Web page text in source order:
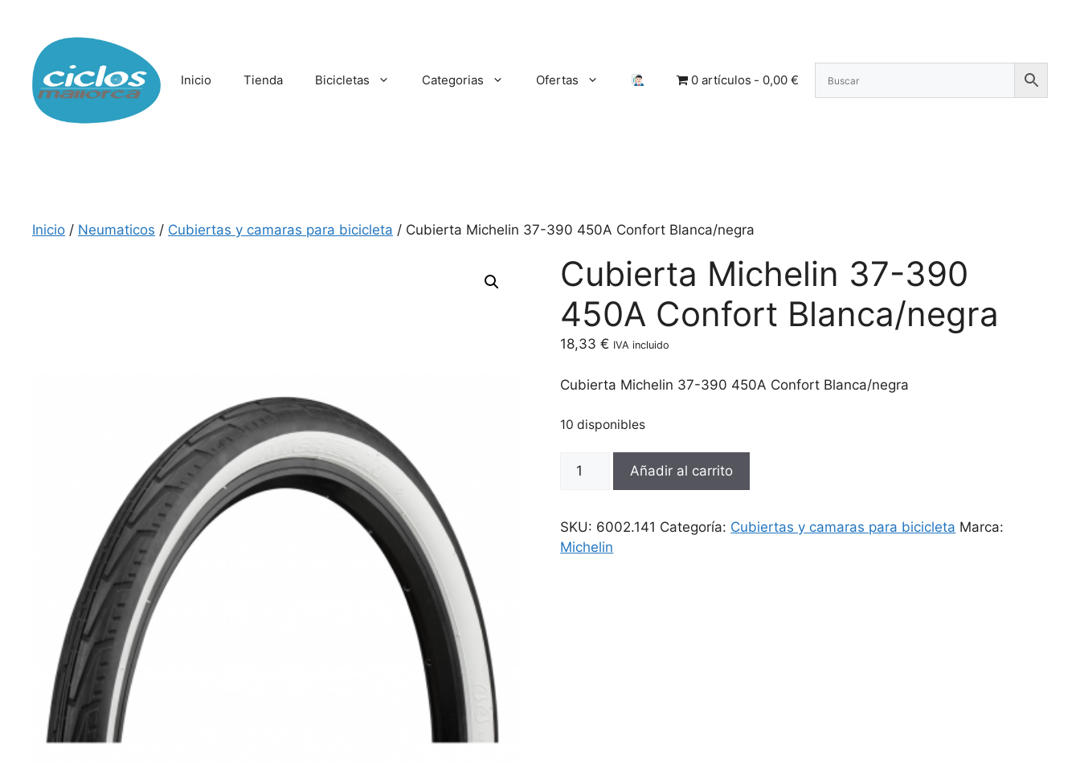
contenido
Inicio Tienda Bicicletas Categorias Ofertas 0 artículos 0,00 €
Inicio / Neumaticos / Cubiertas y camaras para bicicleta / Cubierta Michelin 37-390 450A Confort Blanca/negra
Cubierta Michelin 37-390
450A Confort Blanca/negra
18,33€ IVA incluido
Cubierta Michelin 37-390 450A Confort Blanca/negra
10 disponibles
Cubierta
390
450A
Añadir al carrito
SKU: 6002.141 Categoría: Cubiertas y camaras para bicicleta Marca:
Michelin